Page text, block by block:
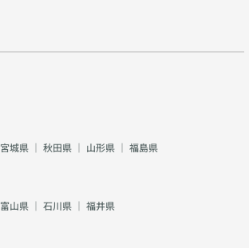
宮城県 ｜ 秋田県 ｜ 山形県 ｜ 福島県
富山県 ｜ 石川県 ｜ 福井県